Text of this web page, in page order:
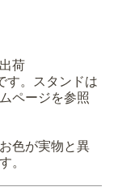
荷
す。スタンドは
ページを参照
色が実物と異
。